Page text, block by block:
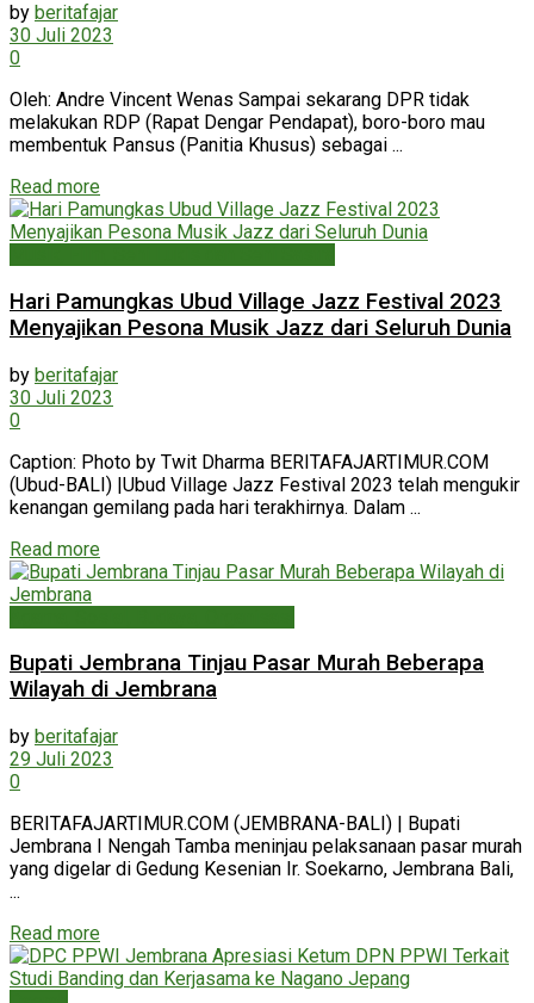
by beritafajar
30 Juli 2023
0
Oleh: Andre Vincent Wenas Sampai sekarang DPR tidak
melakukan RDP (Rapat Dengar Pendapat), boro-boro mau
membentuk Pansus (Panitia Khusus) sebagai ...
Read more
Hari Pamungkas Ubud Village Jazz Festival 2023
Menyajikan Pesona Musik Jazz dari Seluruh Dunia
by beritafajar
30 Juli 2023
0
Caption: Photo by Twit Dharma BERITAFAJARTIMUR.COM
(Ubud-BALI) |Ubud Village Jazz Festival 2023 telah mengukir
kenangan gemilang pada hari terakhirnya. Dalam ...
Read more
Bupati Jembrana Tinjau Pasar Murah Beberapa
Wilayah di Jembrana
by beritafajar
29 Juli 2023
0
BERITAFAJARTIMUR.COM (JEMBRANA-BALI) | Bupati
Jembrana I Nengah Tamba meninjau pelaksanaan pasar murah
yang digelar di Gedung Kesenian Ir. Soekarno, Jembrana Bali,
...
Read more